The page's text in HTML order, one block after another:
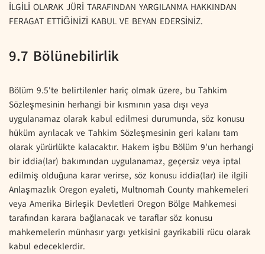
İLGİLİ OLARAK JÜRİ TARAFINDAN YARGILANMA HAKKINDAN
FERAGAT ETTİĞİNİZİ KABUL VE BEYAN EDERSİNİZ.
9.7 Bölünebilirlik
Bölüm 9.5'te belirtilenler hariç olmak üzere, bu Tahkim
Sözleşmesinin herhangi bir kısmının yasa dışı veya
uygulanamaz olarak kabul edilmesi durumunda, söz konusu
hüküm ayrılacak ve Tahkim Sözleşmesinin geri kalanı tam
olarak yürürlükte kalacaktır. Hakem işbu Bölüm 9'un herhangi
bir iddia(lar) bakımından uygulanamaz, geçersiz veya iptal
edilmiş olduğuna karar verirse, söz konusu iddia(lar) ile ilgili
Anlaşmazlık Oregon eyaleti, Multnomah County mahkemeleri
veya Amerika Birleşik Devletleri Oregon Bölge Mahkemesi
tarafından karara bağlanacak ve taraflar söz konusu
mahkemelerin münhasır yargı yetkisini gayrikabili rücu olarak
kabul edeceklerdir.